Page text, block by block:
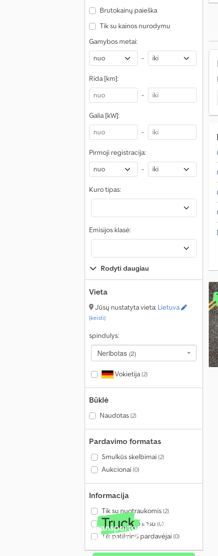
Brutokainų paieška
Tik su kainos nurodymu
Gamybos metai:
-
Rida [km]:
-
Galia [kW]:
-
Pirmoji registracija:
-
Kuro tipas:
Emisijos klasė:
Rodyti daugiau
Vieta
Jūsų nustatyta vieta: Lietuva
(keisti)
spindulys:
Neribotas (2)
Vokietija(2)
Būklė
Naudotas(2)
Pardavimo formatas
Smulkūs skelbimai(2)
Aukcionai(0)
Informacija
Tik su nuotraukomis(2)
Tik su vaizdo įrašu (0)
Tik patikrinti pardavėjai(0)
Transporto priemonė
pardavimui?